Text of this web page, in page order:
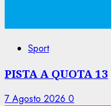
Sport
PISTA A QUOTA 13
7 Agosto 2026 0